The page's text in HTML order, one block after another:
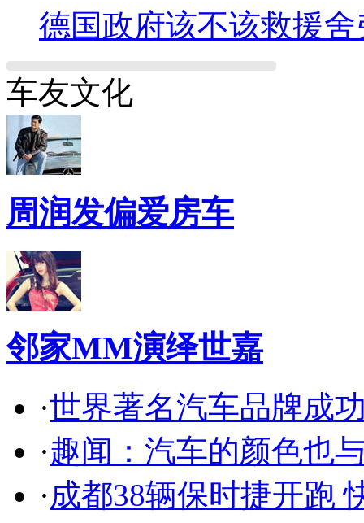
德国政府该不该救援舍
车友文化
周润发偏爱房车
邻家MM演绎世嘉
·世界著名汽车品牌成
·趣闻：汽车的颜色也
·成都38辆保时捷开跑